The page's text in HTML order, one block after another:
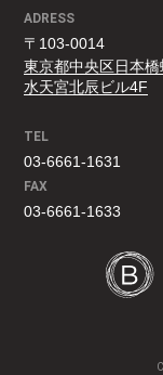
ADRESS
〒103-0014
東京都中央区日本
水天宮北辰ビル4F
TEL
03-6661-1631
FAX
03-6661-1633